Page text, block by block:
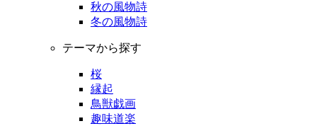
秋の風物詩
冬の風物詩
テーマから探す
桜
縁起
鳥獣戯画
趣味道楽